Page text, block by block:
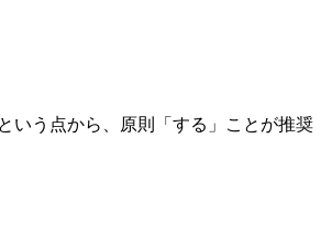
いう点から、原則「する」ことが推奨